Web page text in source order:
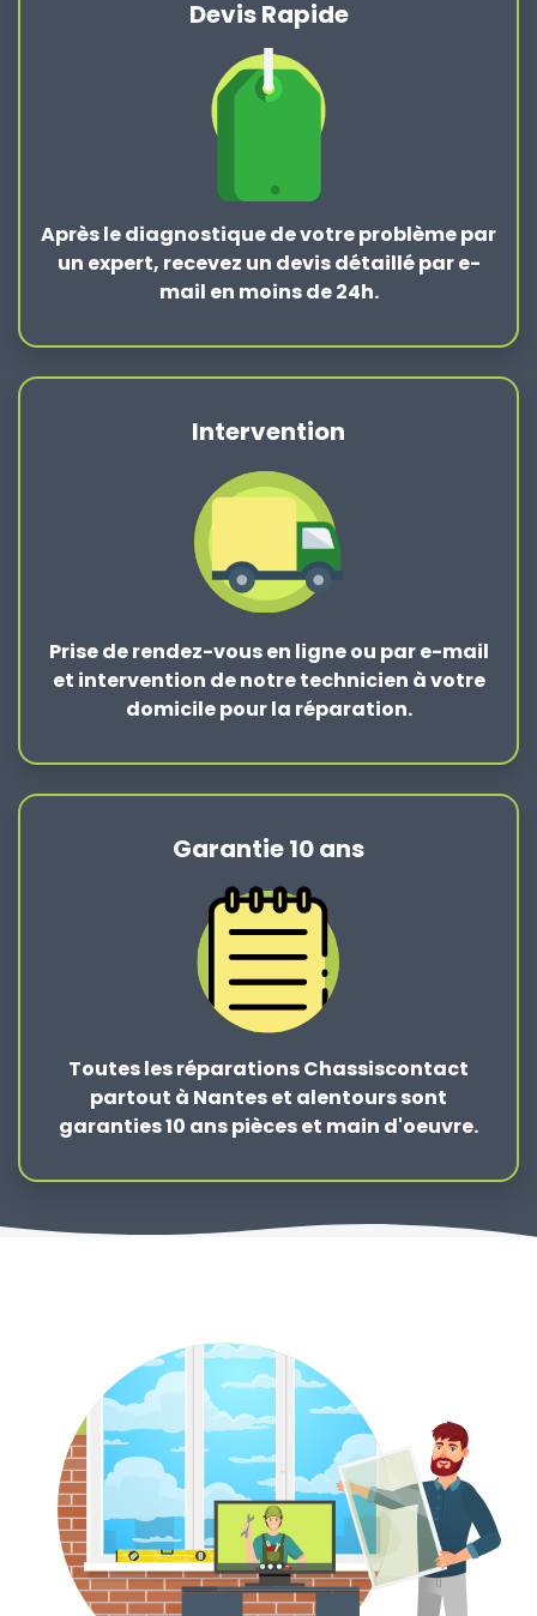
Devis Rapide
Après lediagnostique de votre problèmepar
un expert, recevez un devis détaillé par e-
mail en moins de 24h.
Intervention
Prise de rendez-vous en ligne ou par e-mail
et intervention de notre technicien à votre
domicile pour la réparation.
Garantie 10 ans
Toutes les réparations Chassiscontact
partout à Nantes et alentours sont
garanties 10 ans pièces et main d'oeuvre.